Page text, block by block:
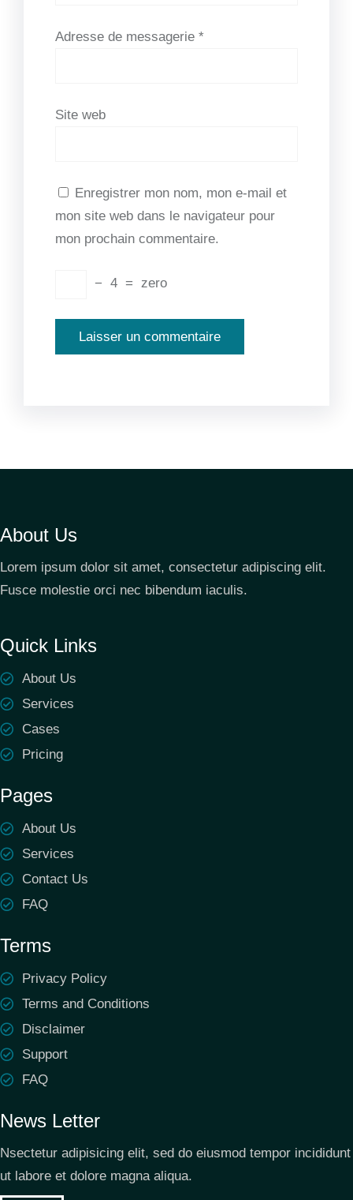
Adresse de messagerie *
Site web
Enregistrer mon nom, mon e-mail et
mon site web dans le navigateur pour
mon prochain commentaire.
− 4 = zero
About Us
Lorem ipsum dolor sit amet, consectetur adipiscing elit.
Fusce molestie orci nec bibendum iaculis.
Quick Links
About Us
Services
Cases
Pricing
Pages
About Us
Services
Contact Us
FAQ
Terms
Privacy Policy
Terms and Conditions
Disclaimer
Support
FAQ
News Letter
Nsectetur adipisicing elit, sed do eiusmod tempor incididunt
ut labore et dolore magna aliqua.